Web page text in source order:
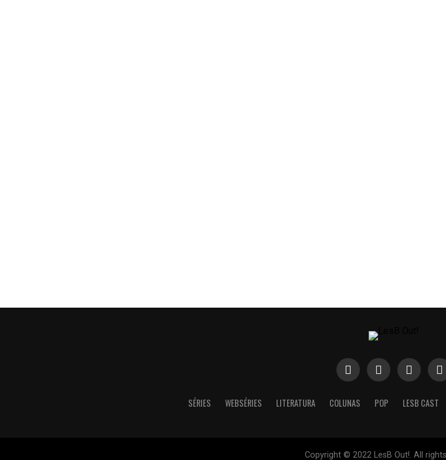
SÉRIES WEBSÉRIES LITERATURA COLUNAS POP LESB CAST
Copyright © 2022 LesB Out!. All